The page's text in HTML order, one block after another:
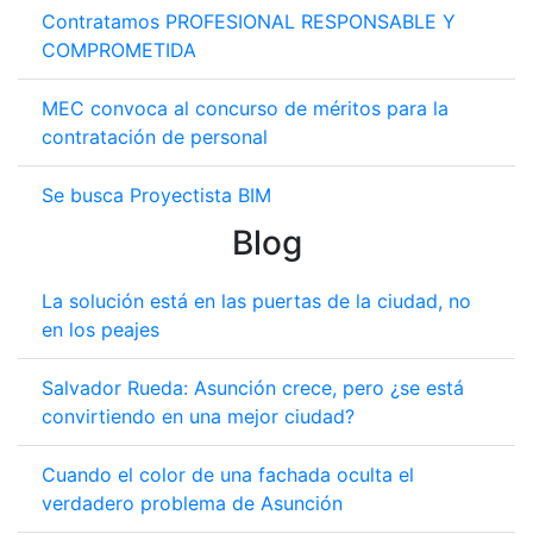
Contratamos PROFESIONAL RESPONSABLE Y
COMPROMETIDA
MEC convoca al concurso de méritos para la
contratación de personal
Se busca Proyectista BIM
Blog
La solución está en las puertas de la ciudad, no
en los peajes
Salvador Rueda: Asunción crece, pero ¿se está
convirtiendo en una mejor ciudad?
Cuando el color de una fachada oculta el
verdadero problema de Asunción